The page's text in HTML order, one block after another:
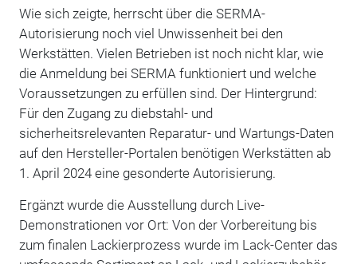
Wie sich zeigte, herrscht über die SERMA-
Autorisierung noch viel Unwissenheit bei den
Werkstätten. Vielen Betrieben ist noch nicht klar, wie
die Anmeldung bei SERMA funktioniert und welche
Voraussetzungen zu erfüllen sind. Der Hintergrund:
Für den Zugang zu diebstahl- und
sicherheitsrelevanten Reparatur- und Wartungs-Daten
auf den Hersteller-Portalen benötigen Werkstätten ab
1. April 2024 eine gesonderte Autorisierung.
Ergänzt wurde die Ausstellung durch Live-
Demonstrationen vor Ort: Von der Vorbereitung bis
zum finalen Lackierprozess wurde im Lack-Center das